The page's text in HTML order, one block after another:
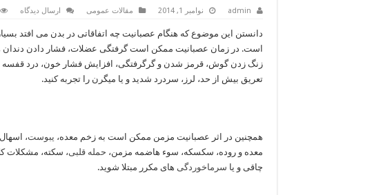
admin نوامبر 1, 2014 مقالات عمومی ارسال دیدگاه
دانستن این موضوع که هنگام عصبانیت چه اتفاقاتی در بدن می افتد
است. در زمان عصبانیت ممکن است گرفتگی عضلات، فشار دادن دندان
زنگ زدن گوش، قرمز شدن و گرگرفتگی، افزایش فشار خون، درد قفسه
تعریق بیش از حد، لرز، سردرد شدید و یا میگرن را تجربه کنید.
همچنین در اثر عصبانیت مزمن ممکن است به زخم معده، یبوست،
معده و روده، سکسکه، سوء هاضمه مزمن، حمله قلبی، سکته، مشکلات
چاقی و یا سرماخوردگی های مکرر مبتلا شوید.